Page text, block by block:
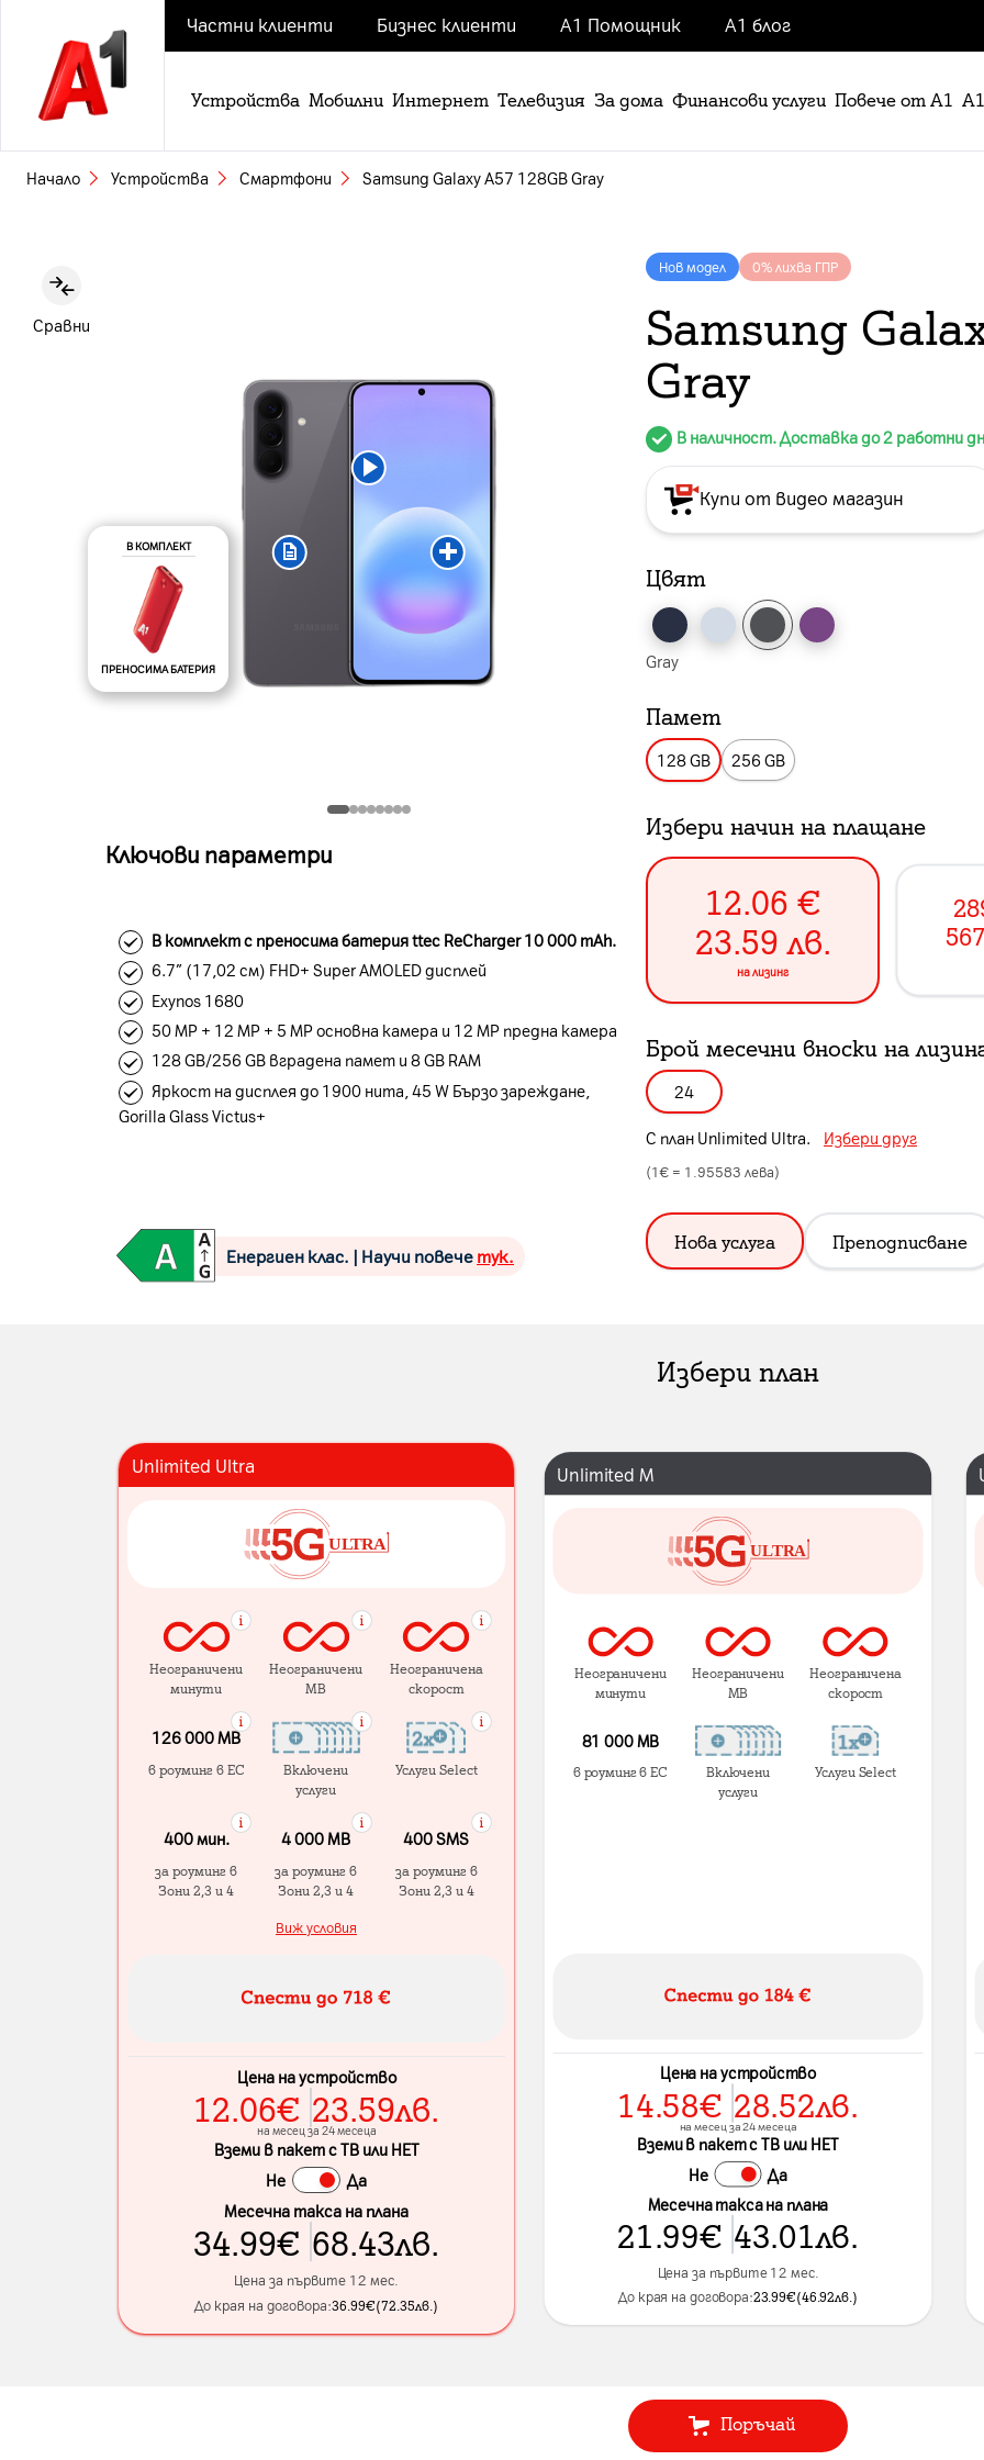
Частни клиенти Бизнес клиенти А1 Помощник А1 блог
Устройства Мобилни Интернет Телевизия За дома Финансови услуги Повече от А1
Начало Устройства Смартфони Samsung Galaxy A57 128GB Gray
Сравни
В КОМПЛЕКТ
ПРЕНОСИМА БАТЕРИЯ
Ключови параметри
В комплект с преносима батерия ttec ReCharger 10 000 mAh.
6.7” (17,02 см) FHD+ Super AMOLED дисплей
Exynos 1680
50 MP + 12 MP + 5 MP основна камера и 12 MP предна камера
128 GB/256 GB вградена памет и 8 GB RAM
Яркост на дисплея до 1900 нита, 45 W Бързо зареждане,
Gorilla Glass Victus+
Енергиен клас. | Научи повече тук.
Нов модел 0% лихва ГПР
Samsung
Gray
В наличност. Доставка до 2 работни
Купи от видео магазин
Цвят
Gray
Памет
128 GB 256 GB
Избери начин на плащане
12.06 €
23.59 лв.
на лизинг
Брой месечни вноски на
24
С план Unlimited Ultra. Избери друг
(1€ = 1.95583 лева)
Нова услуга Преподписване
Избери план
Unlimited Ultra
Неограничени
минути
Неограничени
MB
Неограничена
скорост
126 000 MB
в роуминг в ЕС
Включени
услуги
Услуги Select
400 мин.
за роуминг в
Зони 2,3 и 4
4 000 МB
за роуминг в
Зони 2,3 и 4
400 SMS
за роуминг в
Зони 2,3 и 4
Виж условия
Цена на устройство
12.06€ 23.59лв.
на месец за 24 месеца
Вземи в пакет с ТВ или НЕТ
Не
Да
Месечна такса на плана
34.99€ 68.43лв.
Цена за първите 12 мес.
До края на договора:36.99€(72.35лв. )
Unlimited M
Неограничени
минути
Неограничени
MB
Неограничена
скорост
81 000 МВ
в роуминг в ЕС
Включени
услуги
Услуги Select
Цена на устройство
14.58€ 28.52лв.
на месец за 24 месеца
Вземи в пакет с ТВ или НЕТ
Не Да
Месечна такса на плана
21.99€ 43.01лв.
Цена за първите 12 мес.
До края на договора:23.99€(46.92лв. )
Поръчай